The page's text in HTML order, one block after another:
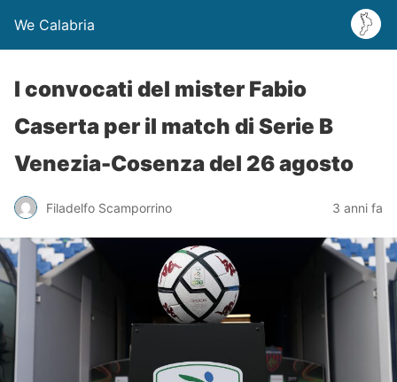
We Calabria
I convocati del mister Fabio
Caserta per il match di Serie B
Venezia-Cosenza del 26 agosto
Filadelfo Scamporrino 3 anni fa